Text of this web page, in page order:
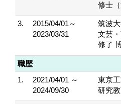
修士（
3.
2015/04/01～
2023/03/31
筑波
文芸
修了
職歴
1.
2021/04/01 ～
2024/09/30
東京
研究